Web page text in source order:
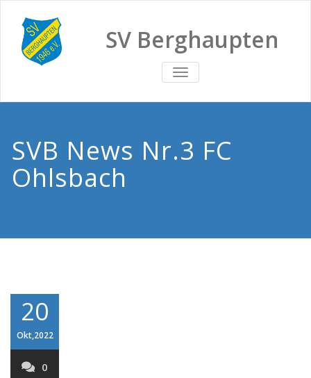
SV Berghaupten
TOGGLE
NAVIGATION
SVB News Nr.3 FC
Ohlsbach
20
Okt,2022
0